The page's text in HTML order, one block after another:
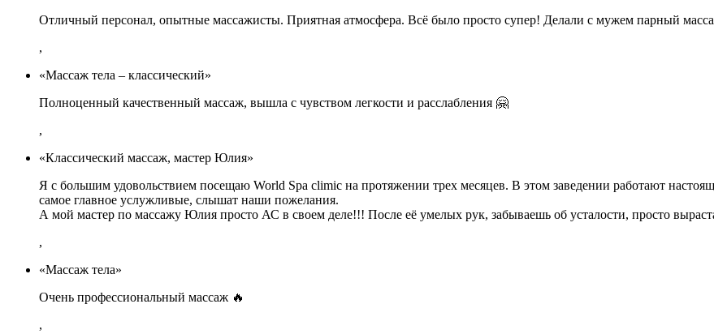
Отличный персонал, опытные массажисты. Приятная атмосфера. Всё было просто супер! Делали с мужем парный
,
«Массаж тела – классический»
Полноценный качественный массаж, вышла с чувством легкости и расслабления 🤗
,
«Классический массаж, мастер Юлия»
Я с большим удовольствием посещаю World Spa climic на протяжении трех месяцев. В этом заведении работают
самое главное услужливые, слышат наши пожелания.
А мой мастер по массажу Юлия просто АС в своем деле!!! После её умелых рук, забываешь об усталости, просто
,
«Массаж тела»
Очень профессиональный массаж 🔥
,